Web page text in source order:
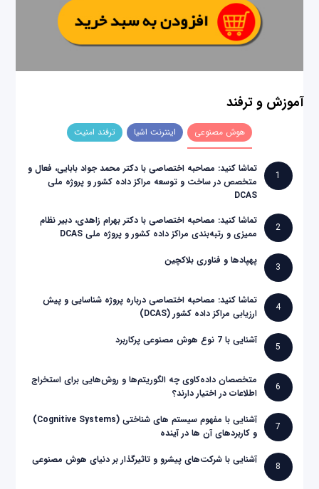
آموزش و ترفند
هوش مصنوعی اینترنت اشیا ترفند امنیت
1
تماشا کنید: مصاحبه اختصاصی با دکتر محمد جواد بابایی، فعال و
متخصص در ساخت و توسعه مراکز داده کشور و پروژه ملی
DCAS
2
تماشا کنید: مصاحبه اختصاصی با دکتر بهرام زاهدی، دبیر نظام
ممیزی و رتبه‌بندی مراکز داده کشور و پروژه ملی DCAS
3
پهپادها و فناوری بلاکچین
4
تماشا کنید: مصاحبه اختصاصی درباره پروژه شناسایی و پیش
ارزیابی مراکز داده کشور (DCAS)
5
آشنایی با 7 نوع هوش مصنوعی پرکاربرد
6
متخصصان داده‌کاوی چه الگوریتم‌ها و روش‌هایی برای استخراج
اطلاعات در اختیار دارند؟
7
آشنایی با مفهوم سیستم های شناختی (Cognitive Systems)
و کاربردهای آن ها در آینده
8
آشنایی با شرکت‌های پیشرو و تاثیرگذار بر دنیای هوش مصنوعی